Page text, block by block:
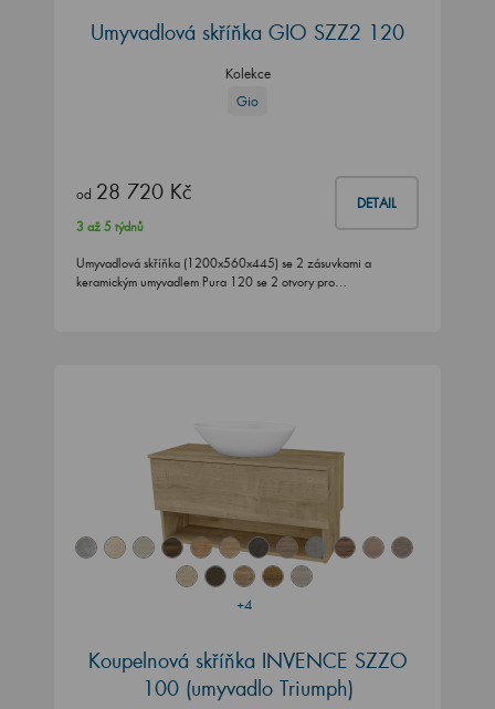
Umyvadlová skříňka GIO SZZ2 120
Kolekce
Gio
od 28 720 Kč DETAIL
3 až 5 týdnů
Umyvadlová skříňka (1200x560x445) se 2 zásuvkami a
keramickým umyvadlem Pura 120 se 2 otvory pro…
+4
Koupelnová skříňka INVENCE SZZO
100 (umyvadlo Triumph)